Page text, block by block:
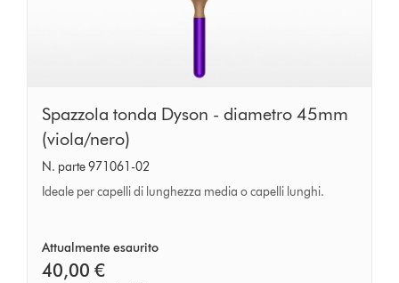
Spazzola
tonda
Dyson
-
45mm
(viola/nero)
Spazzola tonda Dyson - diametro 45mm
(viola/nero)
N. parte 971061-02
Ideale per capelli di lunghezza media o capelli lunghi.
Attualmente esaurito
40,00 €